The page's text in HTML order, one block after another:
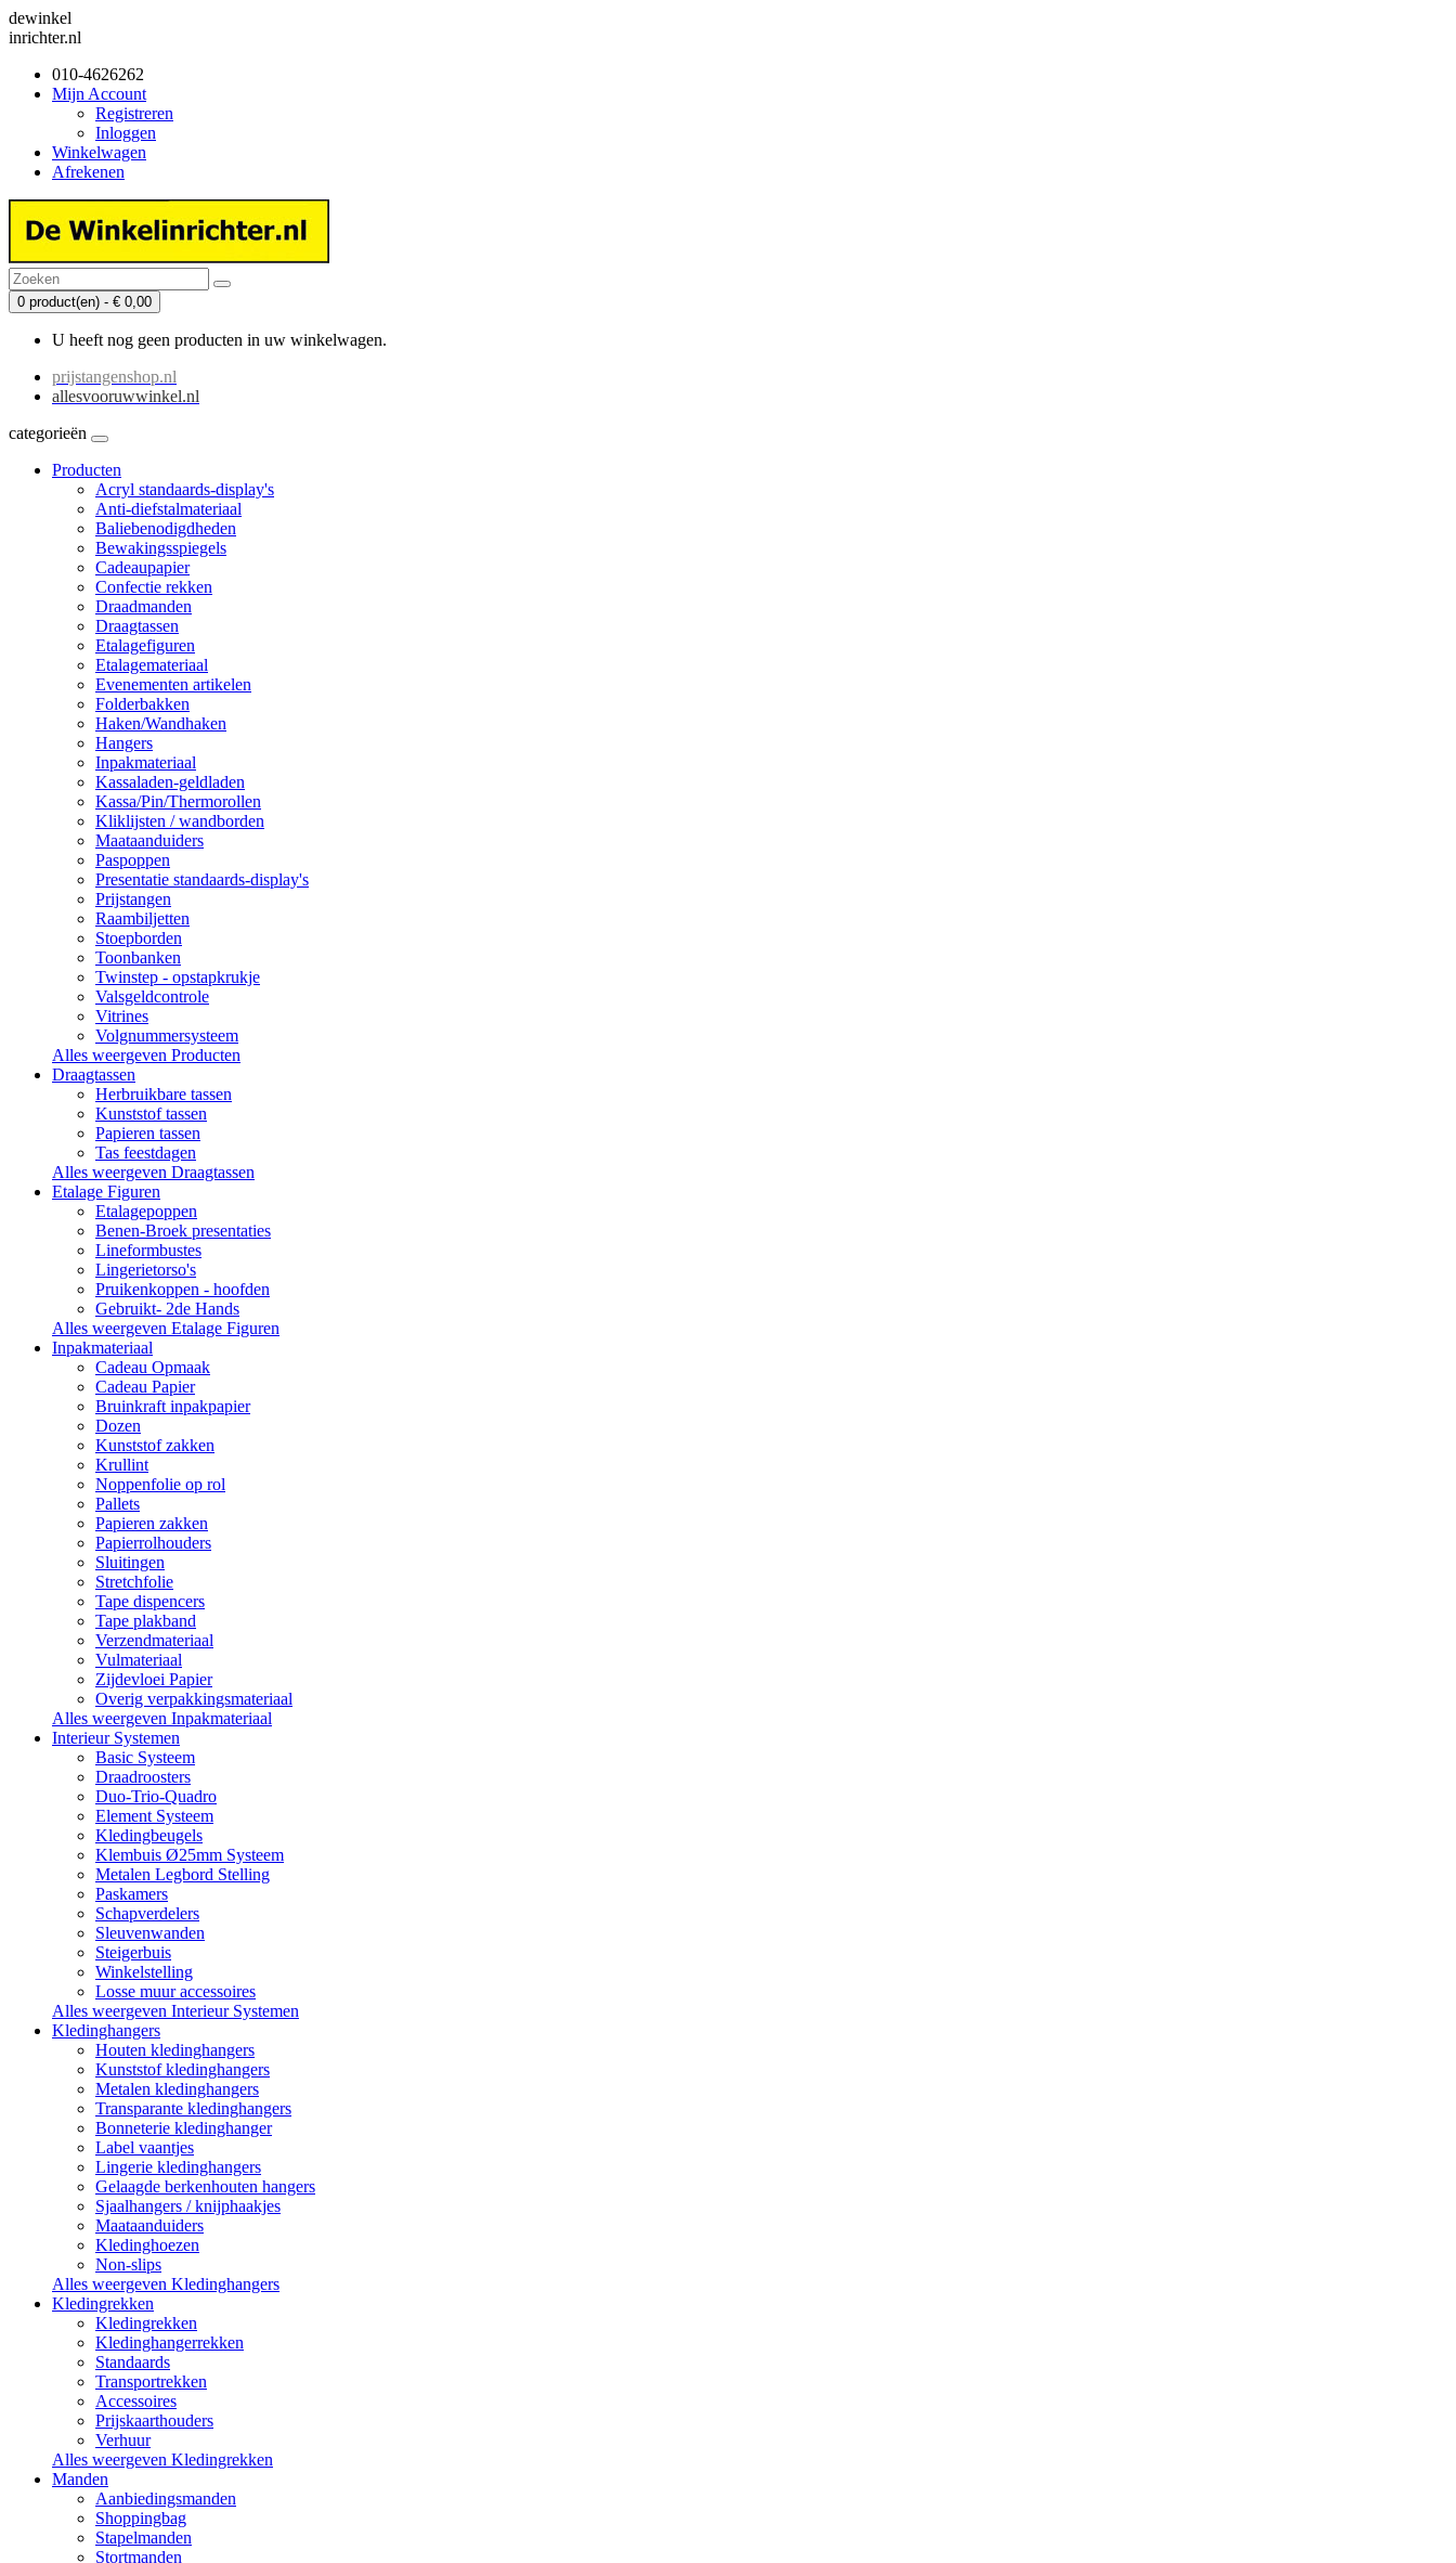
dewinkel
inrichter.nl
010-4626262
Mijn Account
Registreren
Inloggen
Winkelwagen
Afrekenen
0 product(en) - € 0,00
U heeft nog geen producten in uw winkelwagen.
prijstangenshop.nl
allesvooruwwinkel.nl
categorieën
Producten
Acryl standaards-display's
Anti-diefstalmateriaal
Baliebenodigdheden
Bewakingsspiegels
Cadeaupapier
Confectie rekken
Draadmanden
Draagtassen
Etalagefiguren
Etalagemateriaal
Evenementen artikelen
Folderbakken
Haken/Wandhaken
Hangers
Inpakmateriaal
Kassaladen-geldladen
Kassa/Pin/Thermorollen
Kliklijsten / wandborden
Maataanduiders
Paspoppen
Presentatie standaards-display's
Prijstangen
Raambiljetten
Stoepborden
Toonbanken
Twinstep - opstapkrukje
Valsgeldcontrole
Vitrines
Volgnummersysteem
Alles weergeven Producten
Draagtassen
Herbruikbare tassen
Kunststof tassen
Papieren tassen
Tas feestdagen
Alles weergeven Draagtassen
Etalage Figuren
Etalagepoppen
Benen-Broek presentaties
Lineformbustes
Lingerietorso's
Pruikenkoppen - hoofden
Gebruikt- 2de Hands
Alles weergeven Etalage Figuren
Inpakmateriaal
Cadeau Opmaak
Cadeau Papier
Bruinkraft inpakpapier
Dozen
Kunststof zakken
Krullint
Noppenfolie op rol
Pallets
Papieren zakken
Papierrolhouders
Sluitingen
Stretchfolie
Tape dispencers
Tape plakband
Verzendmateriaal
Vulmateriaal
Zijdevloei Papier
Overig verpakkingsmateriaal
Alles weergeven Inpakmateriaal
Interieur Systemen
Basic Systeem
Draadroosters
Duo-Trio-Quadro
Element Systeem
Kledingbeugels
Klembuis Ø25mm Systeem
Metalen Legbord Stelling
Paskamers
Schapverdelers
Sleuvenwanden
Steigerbuis
Winkelstelling
Losse muur accessoires
Alles weergeven Interieur Systemen
Kledinghangers
Houten kledinghangers
Kunststof kledinghangers
Metalen kledinghangers
Transparante kledinghangers
Bonneterie kledinghanger
Label vaantjes
Lingerie kledinghangers
Gelaagde berkenhouten hangers
Sjaalhangers / knijphaakjes
Maataanduiders
Kledinghoezen
Non-slips
Alles weergeven Kledinghangers
Kledingrekken
Kledingrekken
Kledinghangerrekken
Standaards
Transportrekken
Accessoires
Prijskaarthouders
Verhuur
Alles weergeven Kledingrekken
Manden
Aanbiedingsmanden
Shoppingbag
Stapelmanden
Stortmanden